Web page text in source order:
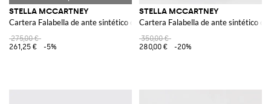
STELLA MCCARTNEY
Cartera Falabella de ante sintético craquelado
275,00 €
261,25 €
-5%
STELLA MCCARTNEY
Cartera Falabella de ante sintético
350,00 €
280,00 €
-20%